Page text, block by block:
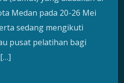
Medan pada 20-26 Mei
sedang mengikuti
pusat pelatihan bagi